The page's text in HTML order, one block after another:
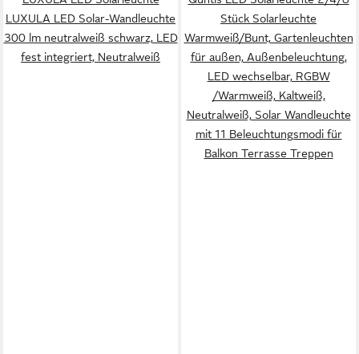
LUXULA LED Solar-Wandleuchte
300 lm neutralweiß schwarz, LED
fest integriert, Neutralweiß
Stück Solarleuchte
Warmweiß/Bunt, Gartenleuchten
für außen, Außenbeleuchtung,
LED wechselbar, RGBW
/Warmweiß, Kaltweiß,
Neutralweiß, Solar Wandleuchte
mit 11 Beleuchtungsmodi für
Balkon Terrasse Treppen